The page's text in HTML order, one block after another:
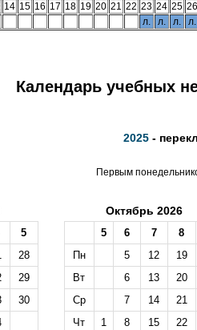
14 15 16 17 18 19 20 21 22 23 24 25 26
л.
л. л. л.
Календарь учебных
2025 -
Первым
5
28
29
30
Октябрь 2026
5 6 7
8
Пн
5 12
19
Вт
6 13
20
Ср
7 14
21
Чт
1 8 15
22